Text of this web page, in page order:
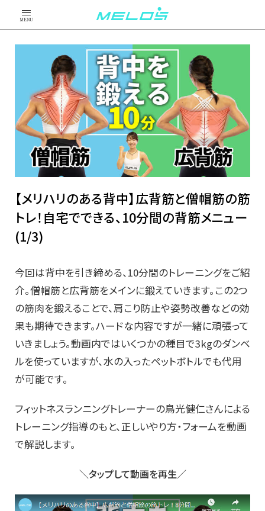
MENU
【メリハリのある背中】広背筋と僧帽筋の筋
トレ！自宅でできる、10分間の背筋メニュー
(1/3)
今回は背中を引き締める、10分間のトレーニングをご紹
介。僧帽筋と広背筋をメインに鍛えていきます。この2つ
の筋肉を鍛えることで、肩こり防止や姿勢改善などの効
果も期待できます。ハードな内容ですが一緒に頑張って
いきましょう。動画内ではいくつかの種目で3kgのダンベ
ルを使っていますが、水の入ったペットボトルでも代用
が可能です。
フィットネスランニングトレーナーの鳥光健仁さんによる
トレーニング指導のもと、正しいやり方・フォームを動画
で解説します。
＼タップして動画を再生／